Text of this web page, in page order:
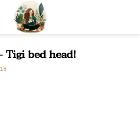
Tigi bed head!